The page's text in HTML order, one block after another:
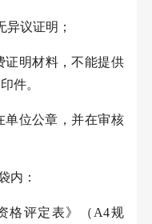
异议证明；
证明材料，不能提供
件。
单位公章，并在审核
内：
格评定表》（ A4规